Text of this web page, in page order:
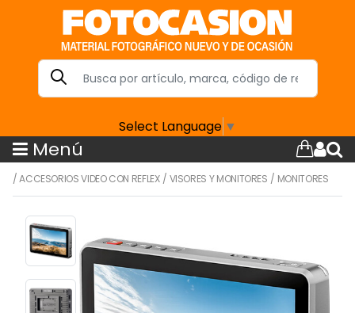
Select Language ▼
Menú
/ACCESORIOS VIDEO CON REFLEX/ VISORES Y MONITORES / MONITORES